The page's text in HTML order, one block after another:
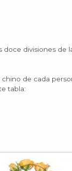
doce divisiones de
de cada
tabla: